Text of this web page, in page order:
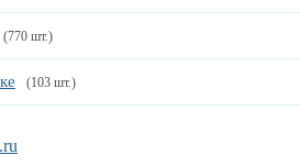
(770 шт.)
(103 шт.)